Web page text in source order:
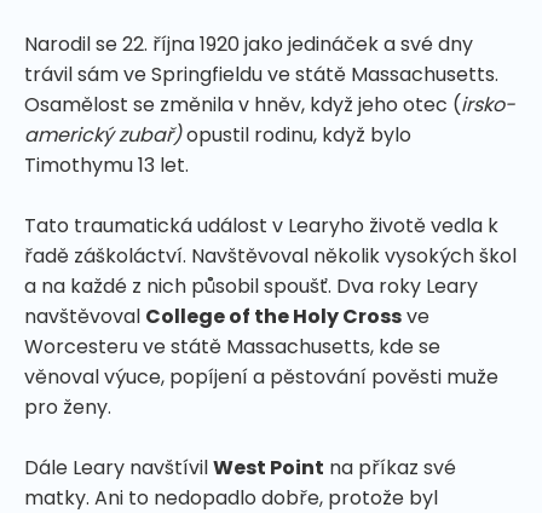
Narodil se 22. října 1920 jako jedináček a své dny
trávil sám ve Springfieldu ve státě Massachusetts.
Osamělost se změnila v hněv, když jeho otec (irsko-
americký zubař)opustil rodinu, když bylo
Timothymu 13 let.
Tato traumatická událost v Learyho životě vedla k
řadě záškoláctví. Navštěvoval několik vysokých škol
a na každé z nich působil spoušť. Dva roky Leary
navštěvoval College of the Holy Crossve
Worcesteru ve státě Massachusetts, kde se
věnoval výuce, popíjení a pěstování pověsti muže
pro ženy.
Dále Leary navštívilWest Point na příkaz své
matky. Ani to nedopadlo dobře, protože byl